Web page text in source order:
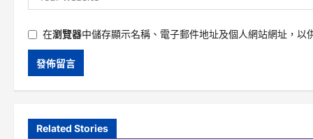
在瀏覽器中儲存顯示名稱、電子郵件地址及個人網站網址，以
Related Stories